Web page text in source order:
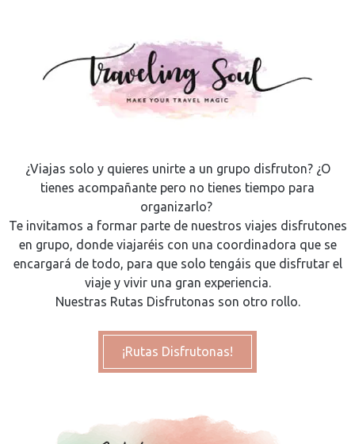
¿Viajas solo y quieres unirte a un grupo disfruton? ¿O
tienes acompañante pero no tienes tiempo para
organizarlo?
Te invitamos a formar parte de nuestros viajes disfrutones
en grupo, donde viajaréis con una coordinadora que se
encargará de todo, para que solo tengáis que disfrutar el
viaje y vivir una gran experiencia.
Nuestras Rutas Disfrutonas son otro rollo.
¡Rutas Disfrutonas!